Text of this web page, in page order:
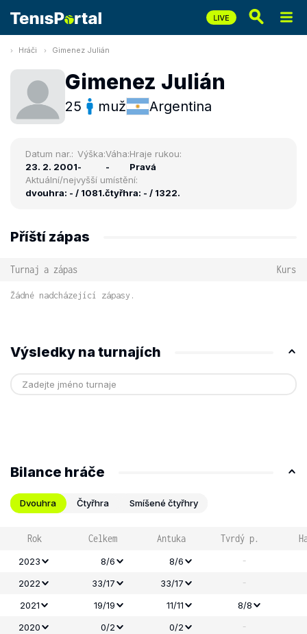
Hráči Gimenez Julián
Gimenez Julián
25 muž Argentina
Datum nar.:
23. 2. 2001
Výška:
-
Váha:
-
Hraje rukou:
Pravá
Aktuální/nejvyšší umístění:
dvouhra: - / 1081.čtyřhra: - / 1322.
Příští zápas
Turnaj a zápas Kurs
Žádné nadcházející zápasy.
Výsledky na turnajích
Bilance hráče
Dvouhra Čtyřhra Smíšené čtyřhry
Rok Celkem Antuka Tvrdý p.
2023 8/6 8/6 -
2022 33/17 33/17 -
2021 19/19 11/11
8/8
2020
0/2 0/2 -